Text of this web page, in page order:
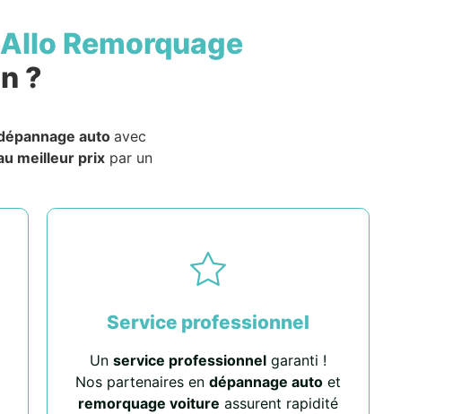
Allo Remorquage
?
auto avec
meilleur prix par un
Service professionnel
Un service professionnel garanti !
Nos partenaires en dépannage auto et
remorquage voiture assurent rapidité